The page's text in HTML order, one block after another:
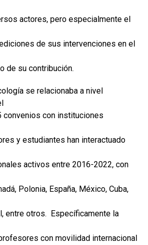
actores, pero especialmente el
de sus intervenciones en el
de su contribución.
se relacionaba a nivel
convenios con instituciones
y estudiantes han interactuado
activos entre 2016-2022, con
Polonia, España, México, Cuba,
entre otros. Específicamente la
con movilidad internacional